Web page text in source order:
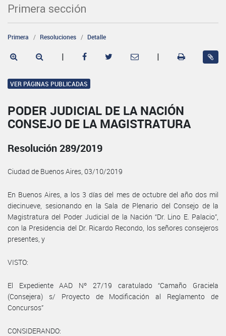
Primera sección
Primera Resoluciones Detalle
| |
VER PÁGINAS PUBLICADAS
PODER JUDICIAL DE LA NACIÓN
CONSEJO DE LA MAGISTRATURA
Resolución 289/2019
Ciudad de Buenos Aires, 03/10/2019
En Buenos Aires, a los 3 días del mes de octubre del año dos mil
diecinueve, sesionando en la Sala de Plenario del Consejo de la
Magistratura del Poder Judicial de la Nación “Dr. Lino E. Palacio”,
con la Presidencia del Dr. Ricardo Recondo, los señores consejeros
presentes, y
VISTO:
El Expediente AAD Nº 27/19 caratulado “Camaño Graciela
(Consejera) s/ Proyecto de Modificación al Reglamento de
Concursos”
CONSIDERANDO: